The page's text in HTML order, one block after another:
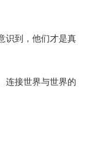
识到，他们才是真
连接世界与世界的